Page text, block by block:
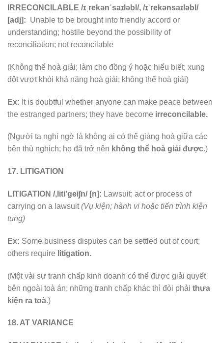
IRRECONCILABLE /ɪˌrekənˈsaɪləbl/, /ɪˈrekənsaɪləbl/
[adj]: Unable to be brought into friendly accord or
understanding; hostile beyond the possibility of
reconciliation; not reconcilable
(Không thể hoà giải; làm cho đồng ý hoặc hiểu biết; xung
đột vượt khỏi khả năng hoà giải; không thể hoà giải)
Ex: It is doubtful whether anyone can make peace between
the estranged partners; they have become irreconcilable.
(Người ta nghi ngờ là không ai có thể giảng hoà giữa các
bên thù nghịch; họ đã trở nên không thể hoà giải được.)
17. LITIGATION
LITIGATION /,liti’gei∫n/ [n]: Lawsuit; act or process of
carrying on a lawsuit(Vụ kiện; hành vi hoặc tiến trình kiện
tụng)
Ex: Some business disputes can be settled out of court;
others require litigation.
(Một vài sự tranh chấp kinh doanh có thể được giải quyết
bên ngoài toà án; những tranh chấp khác thì đòi phải thưa
kiện ra toà.)
18. AT VARIANCE